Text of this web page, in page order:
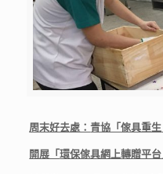
周末好去處：青協「傢具重生
開展「環保傢具網上轉贈平台